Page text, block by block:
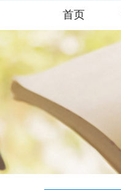
首页